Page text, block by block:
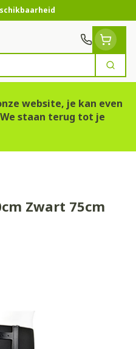
Zoek
website, je kan even
staan terug tot je
Zwart 75cm